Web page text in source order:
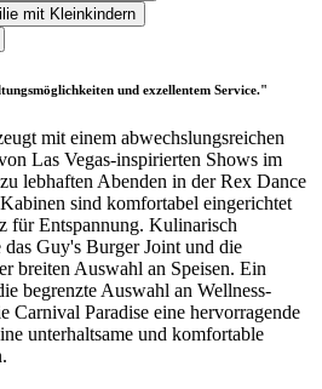
mit Kleinkindern
und exzellentem Service."
mit einem abwechslungsreichen
Las Vegas-inspirierten Shows im
lebhaften Abenden in der Rex Dance
sind komfortabel eingerichtet
für Entspannung. Kulinarisch
Guy's Burger Joint und die
breiten Auswahl an Speisen. Ein
begrenzte Auswahl an Wellness-
Carnival Paradise eine hervorragende
unterhaltsame und komfortable